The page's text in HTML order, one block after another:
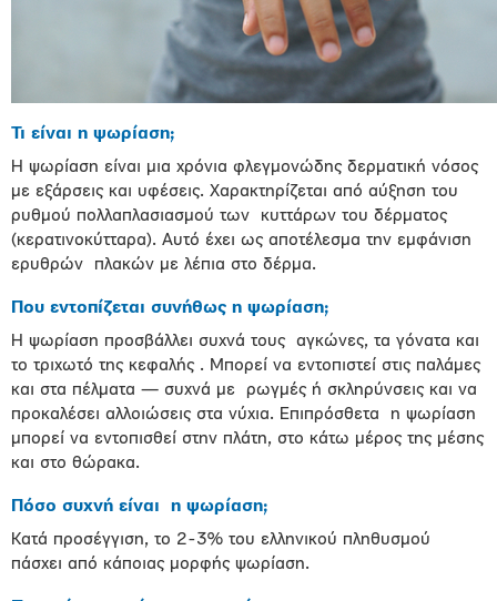
Τι είναι η ψωρίαση;
Η ψωρίαση είναι μια χρόνια φλεγμονώδης δερματική νόσος
με εξάρσεις και υφέσεις. Χαρακτηρίζεται από αύξηση του
ρυθμού πολλαπλασιασμού των κυττάρων του δέρματος
(κερατινοκύτταρα). Αυτό έχει ως αποτέλεσμα την εμφάνιση
ερυθρών πλακών με λέπια στο δέρμα.
Που εντοπίζεται συνήθως η ψωρίαση;
Η ψωρίαση προσβάλλει συχνά τους αγκώνες, τα γόνατα και
το τριχωτό της κεφαλής . Μπορεί να εντοπιστεί στις παλάμες
και στα πέλματα — συχνά με ρωγμές ή σκληρύνσεις και να
προκαλέσει αλλοιώσεις στα νύχια. Επιπρόσθετα η ψωρίαση
μπορεί να εντοπισθεί στην πλάτη, στο κάτω μέρος της μέσης
και στο θώρακα.
Πόσο συχνή είναι η ψωρίαση;
Κατά προσέγγιση, το 2-3% του ελληνικού πληθυσμού
πάσχει από κάποιας μορφής ψωρίαση.